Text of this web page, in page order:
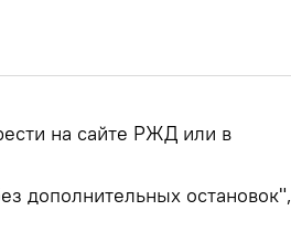
на сайте РЖД или в
дополнительных остановок",